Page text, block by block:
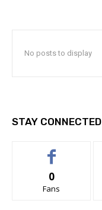
No posts to display
STAY CONNECTED
0
Fans